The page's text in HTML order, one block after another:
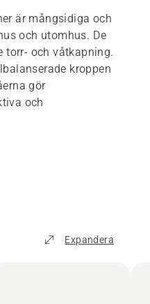
är mångsidiga och
och utomhus. De
torr- och våtkapning.
kroppen
gör
och
Expandera